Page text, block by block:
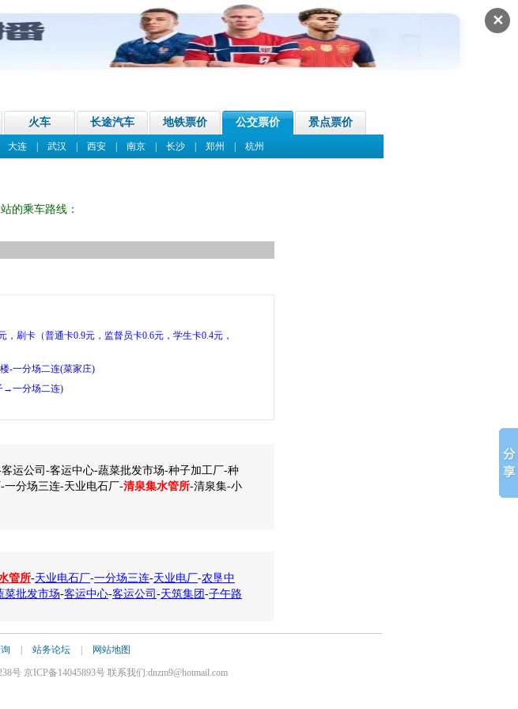
✕
火车 长途汽车 地铁票价 公交票价 景点票价
大连| 武汉 西安| 南京| 长沙| 郑州
杭州
站的乘车路线：
，刷卡（普通卡0.9元，监督员卡0.6元，学生卡0.4元，
-一分场二连(菜家庄)
→一分场二连)
运公司-客运中心-蔬菜批发市场-种子加工厂-种
一分场三连-天业电石厂-清泉集水管所-清泉集-小
管所-天业电石厂-一分场三连-天业电厂-农垦中
菜批发市场-客运中心-客运公司 -天筑集团-子午路
| 站务论坛 | 网站地图
号 京ICP备14045893号 联系我们:dnzm9@hotmail.com